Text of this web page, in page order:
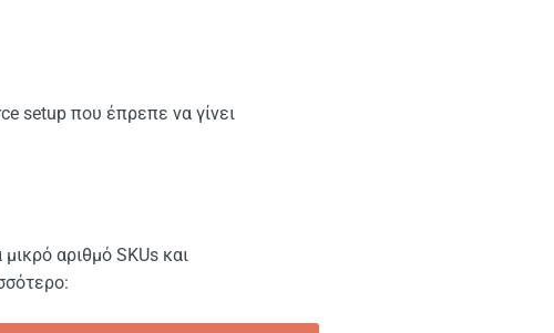
setup που έπρεπε να γίνει
αριθμό SKUs και